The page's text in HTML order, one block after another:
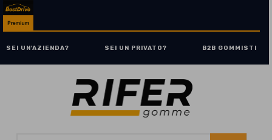
SEI UN'AZIENDA? SEI UN PRIVATO? B2B GOMMISTI